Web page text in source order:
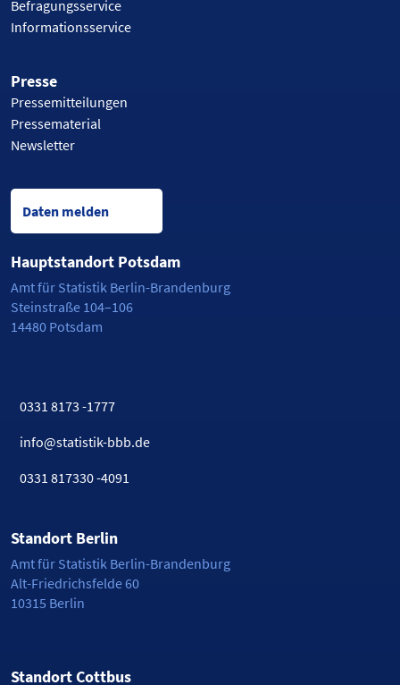
Befragungsservice
Informationsservice
Presse
Pressemitteilungen
Pressematerial
Newsletter
Daten melden
Hauptstandort Potsdam
Amt für Statistik Berlin-Brandenburg
Steinstraße 104–106
14480 Potsdam
0331 8173 -1777
info@statistik-bbb.de
0331 817330 -4091
Standort Berlin
Amt für Statistik Berlin-Brandenburg
Alt-Friedrichsfelde 60
10315 Berlin
Standort Cottbus